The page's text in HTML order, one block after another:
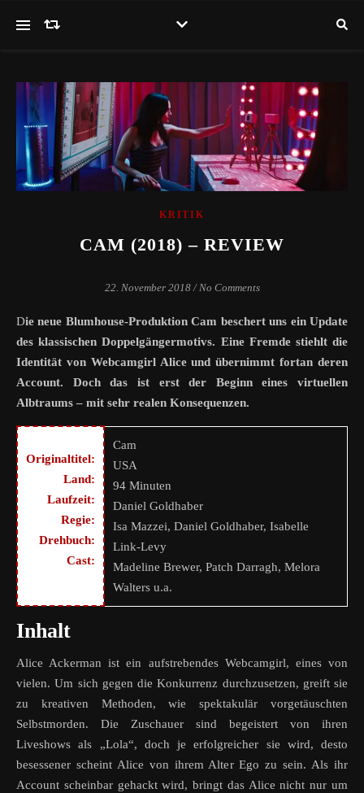
KRITIK
CAM (2018) – REVIEW
22. November 2018 / No Comments
Die neue Blumhouse-Produktion Cam beschert uns ein Update
des klassischen Doppelgängermotivs. Eine Fremde stiehlt die
Identität von Webcamgirl Alice und übernimmt fortan deren
Account. Doch das ist erst der Beginn eines virtuellen
Albtraums – mit sehr realen Konsequenzen.
Originaltitel:
Land:
Laufzeit:
Regie:
Drehbuch:
Cast:
Cam
USA
94 Minuten
Daniel Goldhaber
Isa Mazzei, Daniel Goldhaber, Isabelle
Link-Levy
Madeline Brewer, Patch Darragh, Melora
Walters u.a.
Inhalt
Alice Ackerman ist ein aufstrebendes Webcamgirl, eines von
vielen. Um sich gegen die Konkurrenz durchzusetzen, greift sie
zu kreativen Methoden, wie spektakulär vorgetäuschten
Selbstmorden. Die Zuschauer sind begeistert von ihren
Liveshows als „Lola“, doch je erfolgreicher sie wird, desto
besessener scheint Alice von ihrem Alter Ego zu sein. Als ihr
Account scheinbar gehackt wird, bringt das Alice nicht nur um